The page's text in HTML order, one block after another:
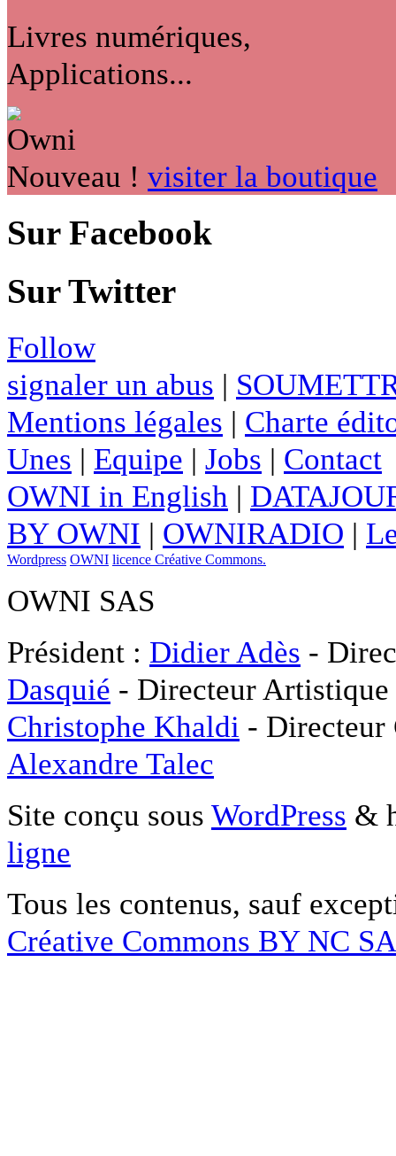
Livres numériques,
Applications...
Nouveau ! visiter la boutique
Sur Facebook
Sur Twitter
Follow
signaler un abus |
Mentions légales | Charte
Unes | Equipe | Jobs | Contact
OWNI in English |
BY OWNI | OWNIRADIO |
Wordpress OWNI licence Créative Commons.
OWNI SAS
Président : Didier Adès -
Dasquié - Directeur
Christophe Khaldi -
Alexandre Talec
Site conçu sous WordPress &
ligne
Tous les contenus, sauf
Créative Commons BY NC SA